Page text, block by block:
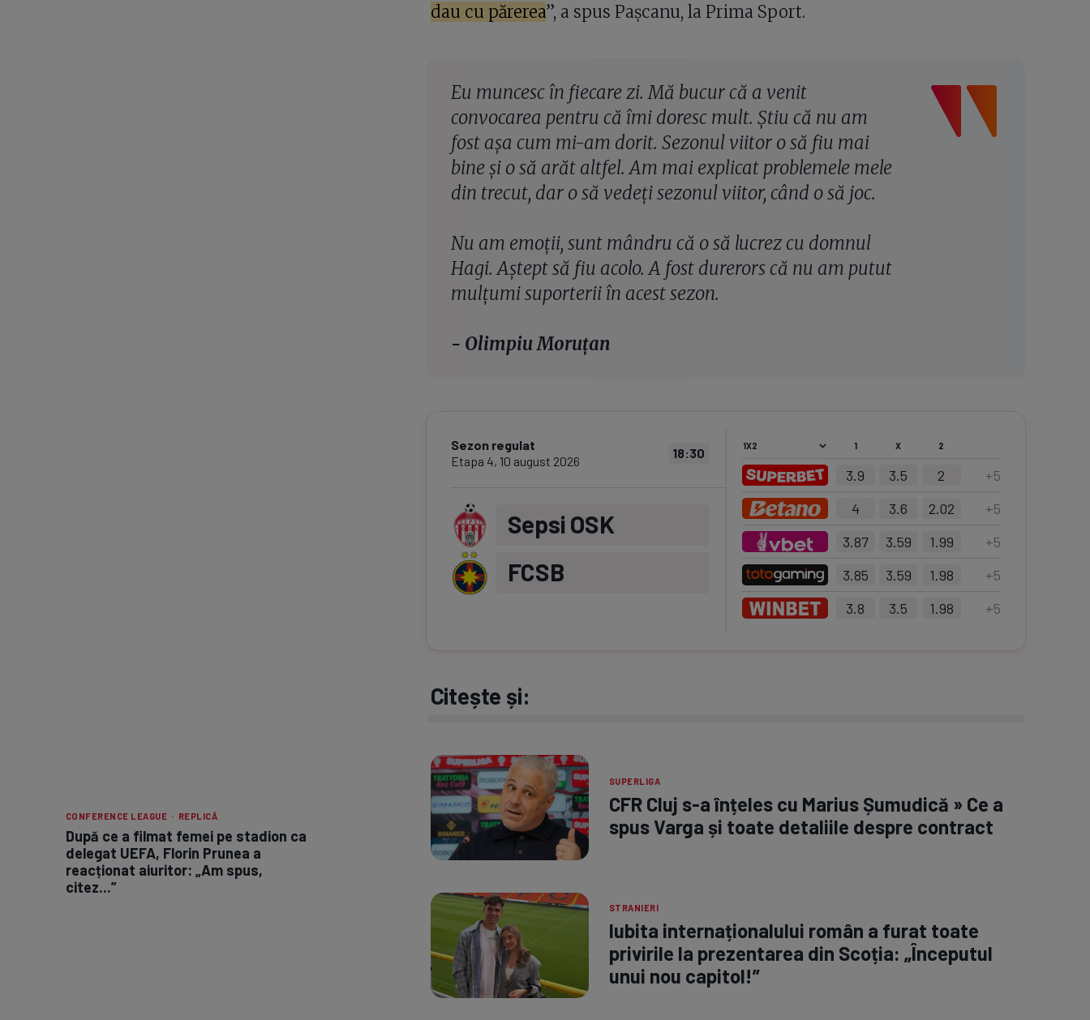
CONFERENCE LEAGUE · REPLICĂ
După ce a filmat femei pe stadion ca
delegat UEFA, Florin Prunea a
reacționat aiuritor: „Am spus,
citez...”
dau cu părerea”, a spus Pașcanu, la Prima Sport.
Eu muncesc în fiecare zi. Mă bucur că a venit
convocarea pentru că îmi doresc mult. Știu că nu am
fost așa cum mi-am dorit. Sezonul viitor o să fiu mai
bine și o să arăt altfel. Am mai explicat problemele mele
din trecut, dar o să vedeți sezonul viitor, când o să joc.
Nu am emoții, sunt mândru că o să lucrez cu domnul
Hagi. Aștept să fiu acolo. A fost durerors că nu am putut
mulțumi suporterii în acest sezon.
- Olimpiu Moruțan
Sezon regulat
Etapa 4, 10 august 2026
18:30
Sepsi OSK
FCSB
1 X 2
3.9 3.5 2 +5
4
3.6 2.02 +5
3.87
3.59 1.99 +5
3.85
3.59 1.98 +5
3.8
3.5 1.98 +5
Citește și:
SUPERLIGA
CFR Cluj s-a înțeles cu Marius Șumudică » Ce a
spus Varga și toate detaliile despre contract
STRANIERI
Iubita internaționalului român a furat toate
privirile la prezentarea din Scoția: „Începutul
unui nou capitol!”